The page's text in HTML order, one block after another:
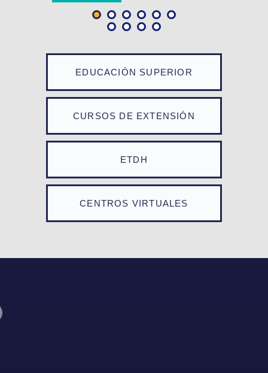
EDUCACIÓN SUPERIOR
CURSOS DE EXTENSIÓN
ETDH
CENTROS VIRTUALES